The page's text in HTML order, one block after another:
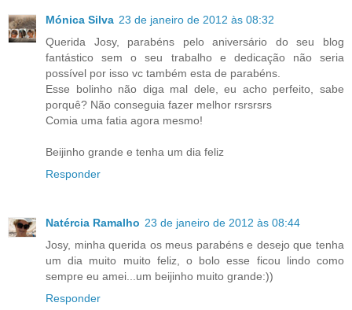
Mónica Silva 23 de janeiro de 2012 às 08:32
Querida Josy, parabéns pelo aniversário do seu blog
fantástico sem o seu trabalho e dedicação não seria
possível por isso vc também esta de parabéns.
Esse bolinho não diga mal dele, eu acho perfeito, sabe
porquê? Não conseguia fazer melhor rsrsrsrs
Comia uma fatia agora mesmo!
Beijinho grande e tenha um dia feliz
Responder
Natércia Ramalho 23 de janeiro de 2012 às 08:44
Josy, minha querida os meus parabéns e desejo que tenha
um dia muito muito feliz, o bolo esse ficou lindo como
sempre eu amei...um beijinho muito grande:))
Responder